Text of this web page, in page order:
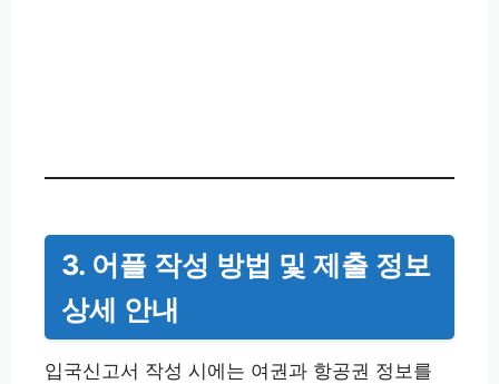
3. 어플 작성 방법 및 제출 정보
상세 안내
입국신고서 작성 시에는 여권과 항공권 정보를